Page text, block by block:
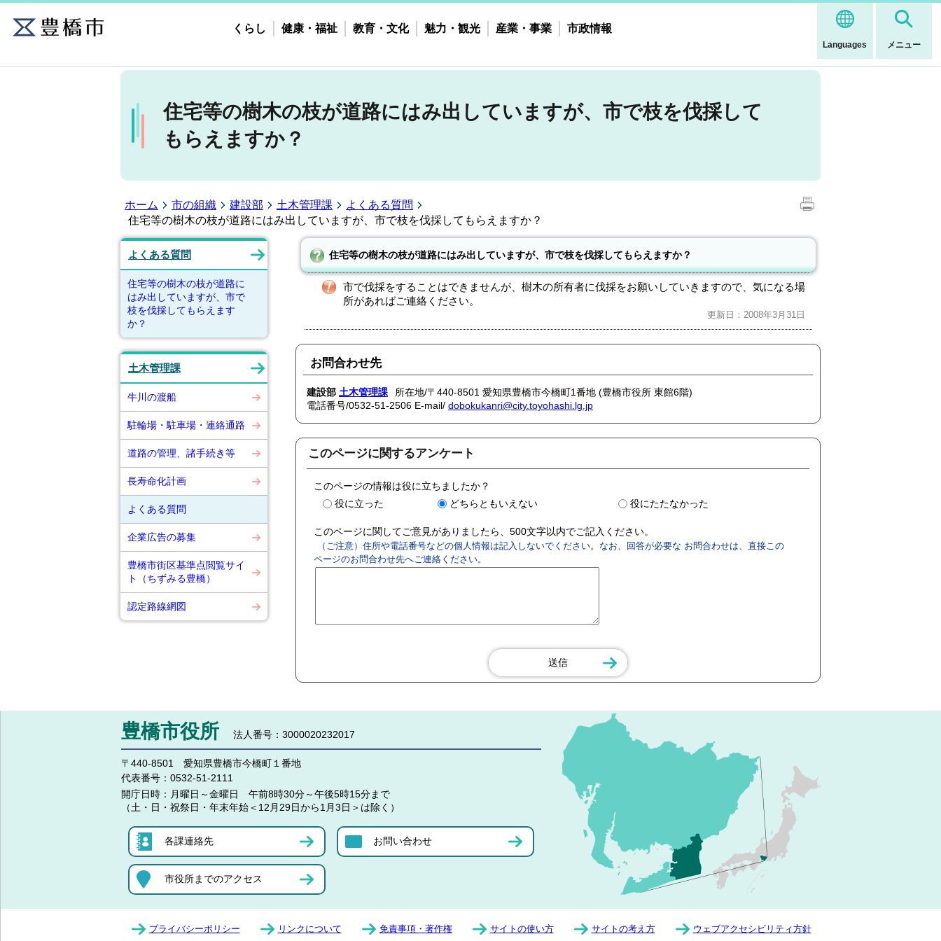
Languages メニュー
くらし 健康・福祉 教育・文化 魅力・観光 産業・事業 市政情報
住宅等の樹木の枝が道路にはみ出していますが、市で枝を伐採して
もらえますか？
ホーム 市の組織 建設部 土木管理課
よくある質問
住宅等の樹木の枝が道路にはみ出していますが、市で枝を伐採してもらえますか？
よくある質問
住宅等の樹木の枝が道路に
はみ出していますが、市で
枝を伐採してもらえます
か？
土木管理課
牛川の渡船
駐輪場・駐車場・連絡通路
道路の管理、諸手続き等
長寿命化計画
よくある質問
企業広告の募集
豊橋市街区基準点閲覧サイ
ト（ちずみる豊橋）
認定路線網図
住宅等の樹木の枝が道路にはみ出していますが、市で枝を伐採してもらえますか？
市で伐採をすることはできませんが、樹木の所有者に伐採をお願いしていきますので、気になる場
所があればご連絡ください。
更新日：2008年3月31日
お問合わせ先
建設部 土木管理課
所在地/〒440-8501 愛知県豊橋市今橋町1番地 (豊橋市役所 東館6階)
電話番号/0532-51-2506 E-mail/ dobokukanri@city.toyohashi.lg.jp
このページに関するアンケート
このページの情報は役に立ちましたか？
役に立った
どちらともいえない 役にたたなかった
このページに関してご意見がありましたら、500文字以内でご記入ください。
（ご注意）住所や電話番号などの個人情報は記入しないでください。なお、回答が必要な お問合わせは、直接この
ページのお問合わせ先へご連絡ください。
豊橋市役所 法人番号：3000020232017
〒440-8501 愛知県豊橋市今橋町１番地
代表番号： 0532-51-2111
開庁日時： 月曜日～金曜日 午前8時30分～午後5時15分まで
（土・日・祝祭日・年末年始＜12月29日から1月3日＞は除く）
各課連絡先 お問い合わせ
市役所までのアクセス
プライバシーポリシー リンクについて 免責事項・著作権 サイトの使い方 サイトの考え方 ウェブアクセシビリティ方針